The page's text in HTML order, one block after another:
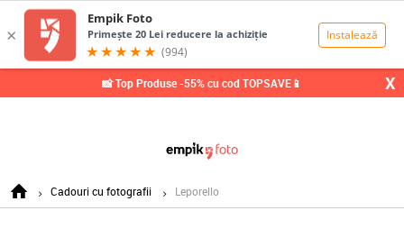
📸 Top Produse -55% cu cod TOPSAVE📱 X
Cadouri cu fotografii Leporello